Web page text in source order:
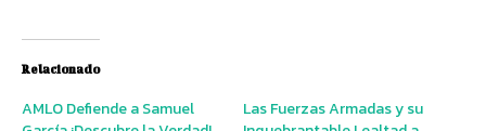
Relacionado
AMLO Defiende a Samuel
Las Fuerzas Armadas y su